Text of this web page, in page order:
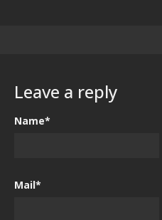
Leave a reply
Name*
Mail*